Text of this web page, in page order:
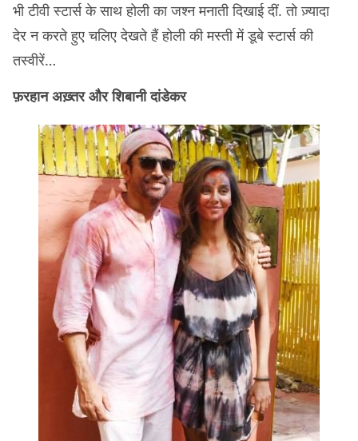
भी टीवी स्टार्स के साथ होली का जश्न मनाती दिखाई दीं. तो ज़्यादा
देर न करते हुए चलिए देखते हैं होली की मस्ती में डूबे स्टार्स की
तस्वीरें…
फ़रहान अख़्तर और शिबानी दांडेकर